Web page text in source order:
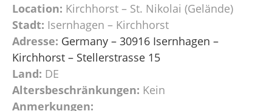
Location: Kirchhorst – St. Nikolai (Gelände)
Stadt: Isernhagen – Kirchhorst
Adresse: Germany – 30916 Isernhagen –
Kirchhorst – Stellerstrasse 15
Land: DE
Altersbeschränkungen: Kein
Anmerkungen: